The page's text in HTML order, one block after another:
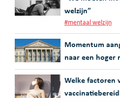
welzijn”
#mentaal welzijn
Momentum
naar een hoger
Welke factoren